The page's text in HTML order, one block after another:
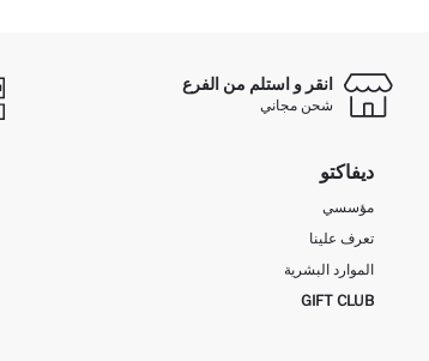
انقر و استلم من الفرع
شحن مجاني
ديفاكتو
مؤسسي
تعرف علينا
الموارد البشرية
GIFT CLUB